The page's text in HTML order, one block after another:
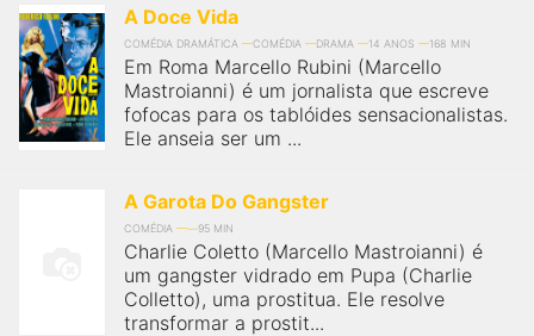
A Doce Vida
COMÉDIA DRAMÁTICA COMÉDIA DRAMA 14 ANOS 168 MIN
Em Roma Marcello Rubini (Marcello
Mastroianni) é um jornalista que escreve
fofocas para os tablóides sensacionalistas.
Ele anseia ser um ...
A Garota Do Gangster
COMÉDIA 95 MIN
Charlie Coletto (Marcello Mastroianni) é
um gangster vidrado em Pupa (Charlie
Colletto), uma prostitua. Ele resolve
transformar a prostit...